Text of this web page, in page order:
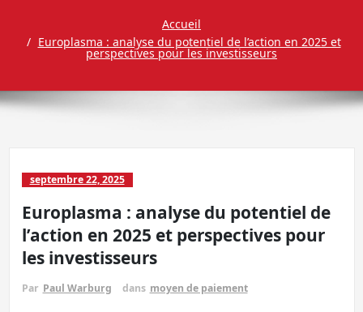
Accueil
Europlasma : analyse du potentiel de l’action en 2025 et
perspectives pour les investisseurs
septembre 22, 2025
Europlasma : analyse du potentiel de
l’action en 2025 et perspectives pour
les investisseurs
Par Paul Warburg dans moyen de paiement